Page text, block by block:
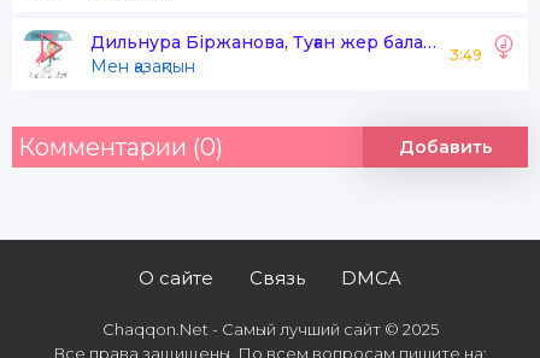
Дильнура Біржанова, Туған жер балалар хоры
Мен қазақпын
3:49
Комментарии (0) Добавить
О сайте Связь DMCA
Chaqqon.Net - Самый лучший сайт © 2025
Все права защищены. По всем вопросам пишите на: